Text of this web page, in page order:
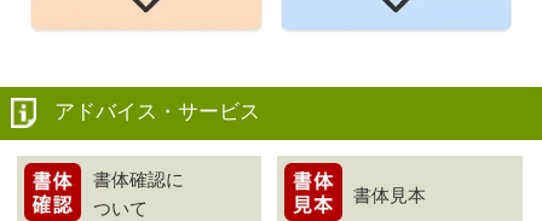
アドバイス・サービス
書体確認に
ついて
書体見本